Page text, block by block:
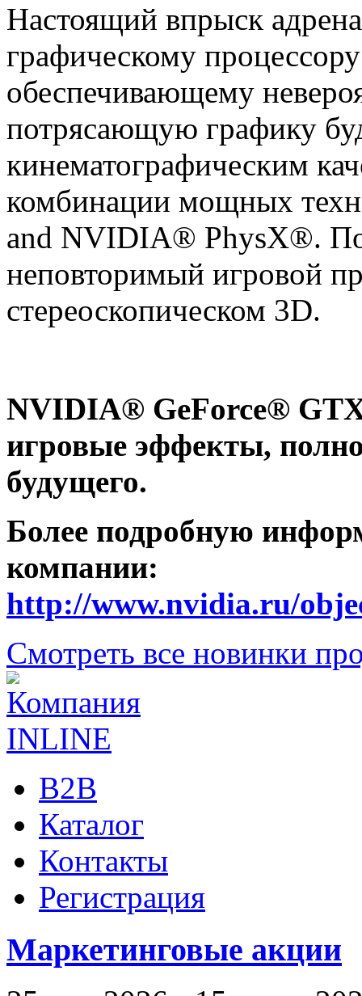
Настоящий впрыск
графическому
обеспечивающему
потрясающую графику
кинематографическим
комбинации мощных
and NVIDIA® PhysX®.
неповторимый игровой
стереоскопическом 3D.
NVIDIA® GeForce®
игровые эффекты,
будущего.
Более подробную
компании:
http://www.nvidia.ru/
Смотреть все новинки
B2B
Каталог
Контакты
Регистрация
Маркетинговые акции